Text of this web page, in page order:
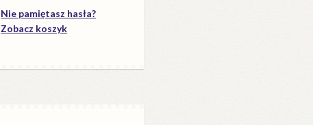
Nie pamiętasz hasła?
Zobacz koszyk